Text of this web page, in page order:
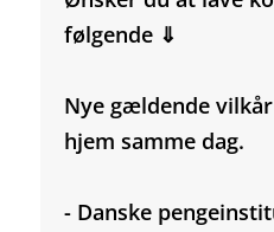
følgende ⇓
Nye gældende
hjem samme dag.
- Danske